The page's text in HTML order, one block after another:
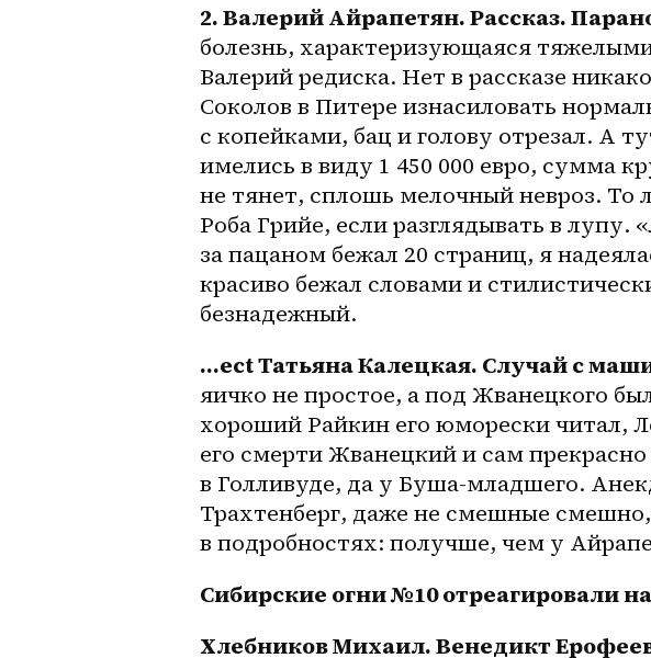
2. Валерий Айрапетян. Рассказ.
болезнь, характеризующаяся
Валерий редиска. Нет в рассказе
Соколов в Питере изнасиловать
с копейками, бац и голову отрезал. А
имелись в виду 1 450 000 евро, сумма
не тянет, сплошь мелочный невроз. То
Роба Грийе, если разглядывать в
за пацаном бежал 20 страниц, я
красиво бежал словами и
безнадежный.
…ect Татьяна Калецкая. Случай с
яичко не простое, а под Жванецкого
хороший Райкин его юморески читал,
его смерти Жванецкий и сам
в Голливуде, да у Буша-младшего.
Трахтенберг, даже не смешные смешно,
в подробностях: получше, чем у
Сибирские огни №10 отреагировали на